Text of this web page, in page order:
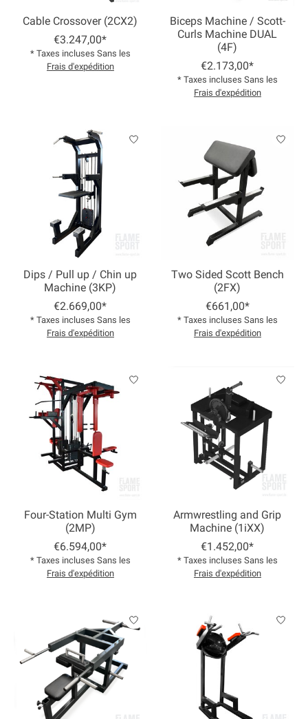
Cable Crossover (2CX2)
€3.247,00*
* Taxes incluses Sans les
Frais d'expédition
Biceps Machine / Scott-
Curls Machine DUAL
(4F)
€2.173,00*
* Taxes incluses Sans les
Frais d'expédition
Dips / Pull up / Chin up
Machine (3KP)
€2.669,00*
* Taxes incluses Sans les
Frais d'expédition
Two Sided Scott Bench
(2FX)
€661,00*
* Taxes incluses Sans les
Frais d'expédition
Four-Station Multi Gym
(2MP)
€6.594,00*
* Taxes incluses Sans les
Frais d'expédition
Armwrestling and Grip
Machine (1iXX)
€1.452,00*
* Taxes incluses Sans les
Frais d'expédition